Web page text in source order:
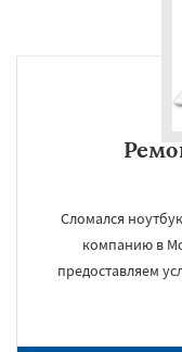
Сломался
компанию в
предоставляем